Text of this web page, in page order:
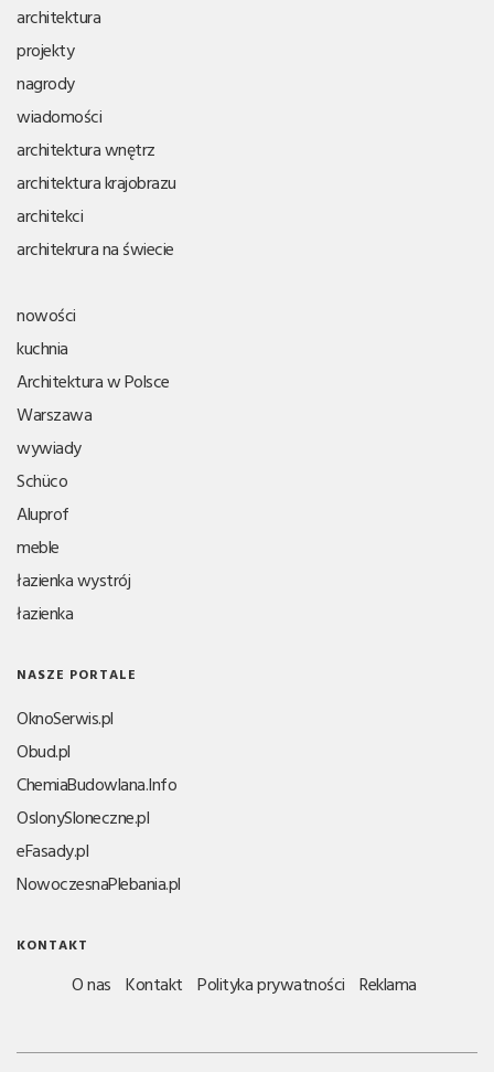
architektura
projekty
nagrody
wiadomości
architektura wnętrz
architektura krajobrazu
architekci
architekrura na świecie
nowości
kuchnia
Architektura w Polsce
Warszawa
wywiady
Schüco
Aluprof
meble
łazienka wystrój
łazienka
NASZE PORTALE
OknoSerwis.pl
Obud.pl
ChemiaBudowlana.Info
OslonySloneczne.pl
eFasady.pl
NowoczesnaPlebania.pl
KONTAKT
O nas Kontakt Polityka prywatności Reklama